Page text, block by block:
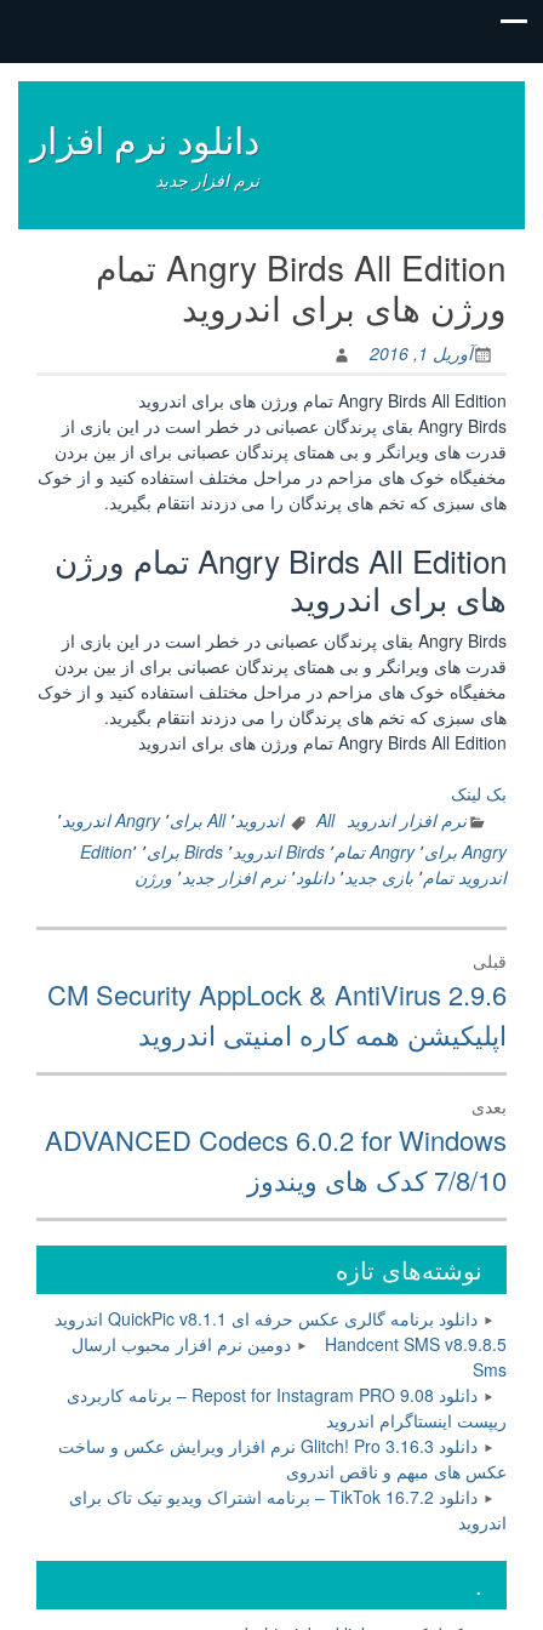
نوشته‌ها
دانلود نرم افزار
نرم افزار جدید
Angry Birds All Edition تمام
ورژن های برای اندروید
آوریل 1, 2016
Angry Birds All Edition تمام ورژن های برای اندروید
Angry Birds بقای پرندگان عصبانی در خطر است در این بازی از
قدرت های ویرانگر و بی همتای پرندگان عصبانی برای از بین بردن
مخفیگاه خوک های مزاحم در مراحل مختلف استفاده کنید و از خوک
های سبزی که تخم های پرندگان را می دزدند انتقام بگیرید.
Angry Birds All Edition تمام ورژن
های برای اندروید
Angry Birds بقای پرندگان عصبانی در خطر است در این بازی از
قدرت های ویرانگر و بی همتای پرندگان عصبانی برای از بین بردن
مخفیگاه خوک های مزاحم در مراحل مختلف استفاده کنید و از خوک
های سبزی که تخم های پرندگان را می دزدند انتقام بگیرید.
Angry Birds All Edition تمام ورژن های برای اندروید
بک لینک
نرم افزار اندروید All اندروید ٬ All برای ٬ Angry اندروید
٬
Angry برای
٬ Angry تمام ٬ Birds اندروید ٬ Birds برای ٬ Edition٬
اندروید تمام٬ بازی جدید٬ دانلود٬ نرم افزار جدید٬ ورژن
راهبری
نوشته
قبلی
نوشته
قبلی:
CM Security AppLock & AntiVirus 2.9.6
اپلیکیشن همه کاره امنیتی اندروید
بعدی
نوشته
بعدی:
ADVANCED Codecs 6.0.2 for Windows
7/8/10 کدک های ویندوز
نوشته‌های تازه
دانلود برنامه گالری عکس حرفه ای QuickPic v8.1.1 اندروید
Handcent SMS v8.9.8.5 دومین نرم افزار محبوب ارسال
Sms
دانلود Repost for Instagram PRO 9.08 – برنامه کاربردی
ریپست اینستاگرام اندروید
دانلود Glitch! Pro 3.16.3 نرم افزار ویرایش عکس و ساخت
عکس های مبهم و ناقص اندروی
دانلود TikTok 16.7.2 – برنامه اشتراک ویدیو تیک تاک برای
اندروید
.